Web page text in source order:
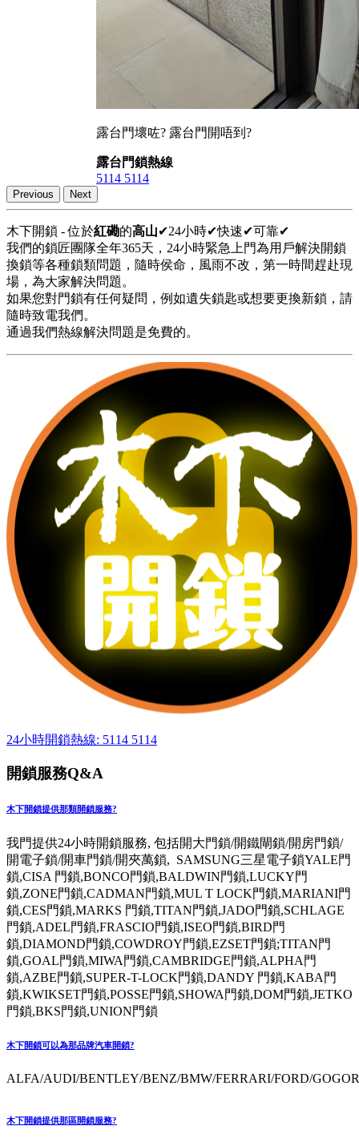
露台門壞咗? 露台門開唔到?
露台門鎖熱線
5114 5114
Previous Next
木下開鎖 - 位於紅磡的高山✔24小時✔快速✔可靠✔
我們的鎖匠團隊全年365天，24小時緊急上門為用戶解決開鎖
換鎖等各種鎖類問題，隨時侯命，風雨不改，第一時間趕赴現
場，為大家解決問題。
如果您對門鎖有任何疑問，例如遺失鎖匙或想要更換新鎖，請
隨時致電我們。
通過我們熱線解決問題是免費的。
24小時開鎖熱線: 5114 5114
開鎖服務Q&A
木下開鎖提供那類開鎖服務?
我門提供24小時開鎖服務, 包括開大門鎖/開鐵閘鎖/開房門鎖/
開電子鎖/開車門鎖/開夾萬鎖, SAMSUNG三星電子鎖YALE門
鎖,CISA 門鎖,BONCO門鎖,BALDWIN門鎖,LUCKY門
鎖,ZONE門鎖,CADMAN門鎖,MUL T LOCK門鎖,MARIANI門
鎖,CES門鎖,MARKS 門鎖,TITAN門鎖,JADO門鎖,SCHLAGE
門鎖,ADEL門鎖,FRASCIO門鎖,ISEO門鎖,BIRD門
鎖,DIAMOND門鎖,COWDROY門鎖,EZSET門鎖;TITAN門
鎖,GOAL門鎖,MIWA門鎖,CAMBRIDGE門鎖,ALPHA門
鎖,AZBE門鎖,SUPER-T-LOCK門鎖,DANDY 門鎖,KABA門
鎖,KWIKSET門鎖,POSSE門鎖,SHOWA門鎖,DOM門鎖,JETKO
門鎖,BKS門鎖,UNION門鎖
木下開鎖可以為那品牌汽車開鎖?
ALFA/AUDI/BENTLEY/BENZ/BMW/FERRARI/FORD/
木下開鎖提供那區開鎖服務?